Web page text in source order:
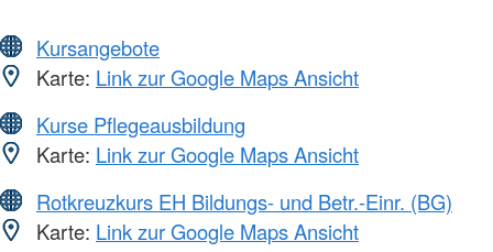
Kursangebote
Karte: Link zur Google Maps Ansicht
Kurse Pflegeausbildung
Karte: Link zur Google Maps Ansicht
Rotkreuzkurs EH Bildungs- und Betr.-Einr. (BG)
Karte: Link zur Google Maps Ansicht